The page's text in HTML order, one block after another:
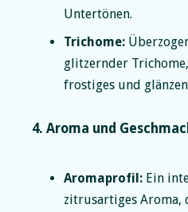
Untertönen.
Trichome:
glitzernder
frostiges und
4. Aroma und
Aromaprofil: Ein
zitrusartiges Aroma,